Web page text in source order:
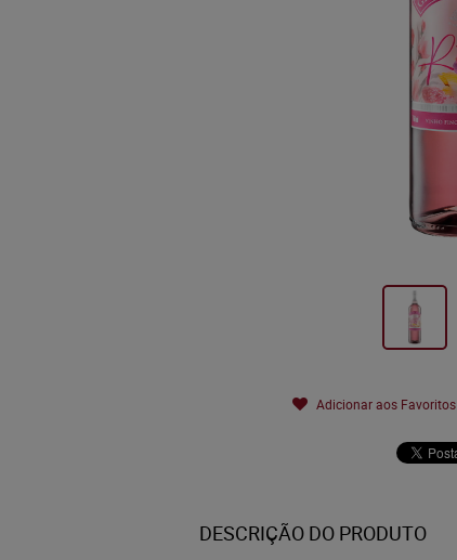
Adicionar aos Favoritos
DESCRIÇÃO DO PRODUTO